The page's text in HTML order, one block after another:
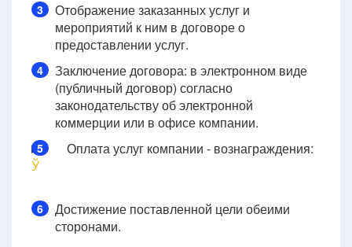
3
Отображение заказанных услуг и
мероприятий к ним в договоре о
предоставлении услуг.
4
Заключение договора: в электронном виде
(публичный договор) согласно
законодательству об электронной
коммерции или в офисе компании.
5Оплата услуг компании - вознаграждения:
Ў
6
Достижение поставленной цели обеими
сторонами.